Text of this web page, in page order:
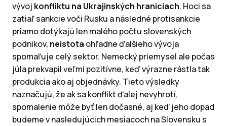
vývoj konfliktu na Ukrajinských hraniciach. Hoci sa
zatiaľ sankcie voči Rusku a následné protisankcie
priamo dotýkajú len malého počtu slovenských
podnikov, neistota ohľadne ďalšieho vývoja
spomaľuje celý sektor. Nemecký priemysel ale počas
júla prekvapil veľmi pozitívne, keď výrazne rástla tak
produkcia ako aj objednávky. Tieto výsledky
naznačujú, že ak sa konflikt ďalej nevyhrotí,
spomalenie môže byť len dočasné, aj keď jeho dopad
budeme v nasledujúcich mesiacoch na Slovensku s